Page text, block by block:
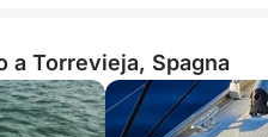
a Torrevieja, Spagna